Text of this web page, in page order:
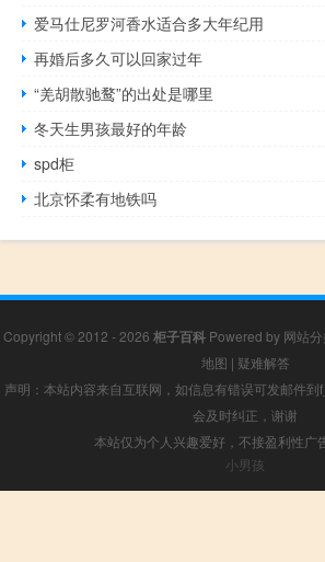
爱马仕尼罗河香水适合多大年纪用
再婚后多久可以回家过年
“羌胡散驰鹜”的出处是哪里
冬天生男孩最好的年龄
spd柜
北京怀柔有地铁吗
Copyright © 2012 - 2026 柜子百科 Powered by 网站
地图 | 疑难解答
声明：本站内容来自互联网，如信息有错误可发邮件
会及时纠正，谢谢
本站仅为个人兴趣爱好，不接盈利性广
小男孩